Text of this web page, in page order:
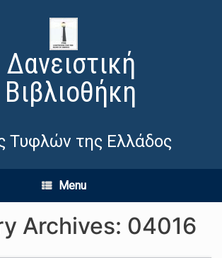
Δανειστική
Βιβλιοθήκη
Τυφλών της Ελλάδος
Menu
Archives: 04016